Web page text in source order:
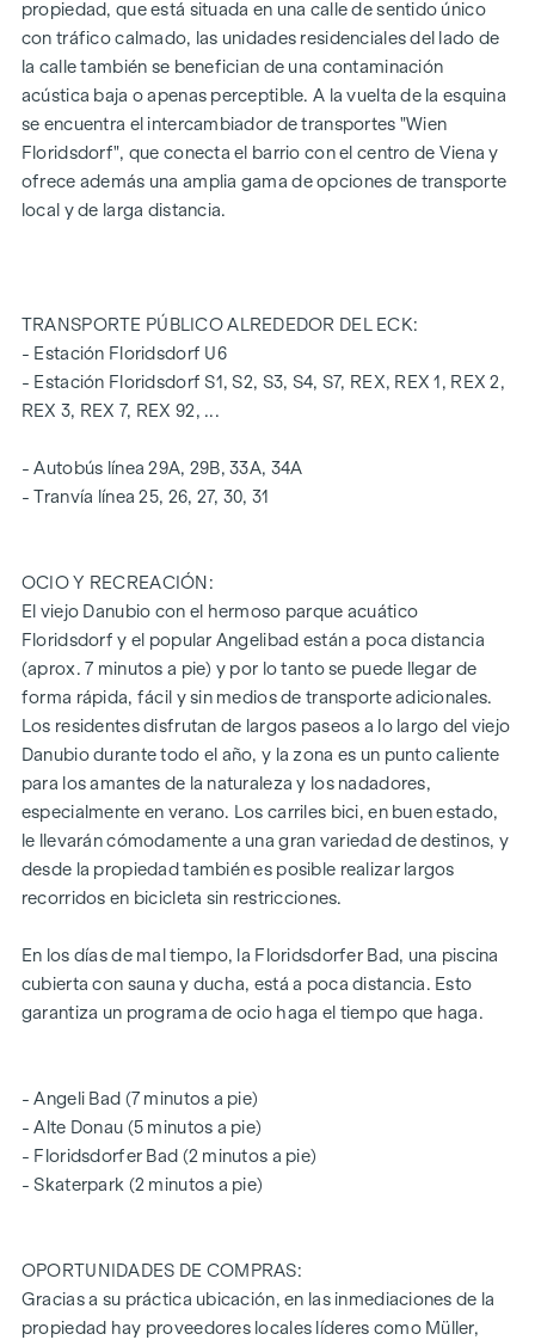
CARACTERÍSTICAS DEL PISO
Ventanas de madera-aluminio de suelo a techo con triple
acristalamiento aislante
Persianas venecianas eléctricas para el sombreado
Conexiones para cocina con corriente de alta tensión
Gres porcelánico de 30 x 60 cm de Marazzi
grifería de la marca Dornbracht
Cerámica "Pro" de Laufen en baño y WC
exterior y toma de agua
También se puede adquirir una plaza de garaje en el
Para más información, consulte nuestra página web del
proyecto(www.fahrbachgasse6-8.at)o pregunte a nuestro
experto equipo de asesores.
DESTACADOS
Calle unidireccional de tráfico calmado con transición a
una zona de encuentro
Poca o ninguna contaminación acústica
Instituciones educativas a la vuelta de la esquina
(Bildungsmeile / Bildungsgrätzel)
A 2 minutos a pie de la estación de Floridsdorf (U6, S-
a 6 minutos a pie del Alte Donau
excelentes conexiones con el transporte privado
edificio certificado - orientado al futuro
una aplicación)
Sistema de buzón inteligente con sistema de buzón para
paquetes
Tablón de anuncios digital y gestión inteligente de la
futbolín, rincón de juegos, asientos, cocina totalmente
equipada, jardín común con camas comunitarias de
"jardinería urbana")
propiedad, que está situada en una calle de sentido único
con tráfico calmado, las unidades residenciales del lado de
la calle también se benefician de una contaminación
acústica baja o apenas perceptible. A la vuelta de la esquina
se encuentra el intercambiador de transportes "Wien
Floridsdorf", que conecta el barrio con el centro de Viena y
ofrece además una amplia gama de opciones de transporte
local y de larga distancia.
TRANSPORTE PÚBLICO ALREDEDOR DEL ECK:
- Estación Floridsdorf U6
- Estación Floridsdorf S1, S2, S3, S4, S7, REX, REX 1, REX 2,
REX 3, REX 7, REX 92, ...
- Autobús línea 29A, 29B, 33A, 34A
- Tranvía línea 25, 26, 27, 30, 31
OCIO Y RECREACIÓN:
El viejo Danubio con el hermoso parque acuático
Floridsdorf y el popular Angelibad están a poca distancia
(aprox. 7 minutos a pie) y por lo tanto se puede llegar de
forma rápida, fácil y sin medios de transporte adicionales.
Los residentes disfrutan de largos paseos a lo largo del viejo
Danubio durante todo el año, y la zona es un punto caliente
para los amantes de la naturaleza y los nadadores,
especialmente en verano. Los carriles bici, en buen estado,
le llevarán cómodamente a una gran variedad de destinos, y
desde la propiedad también es posible realizar largos
recorridos en bicicleta sin restricciones.
En los días de mal tiempo, la Floridsdorfer Bad, una piscina
cubierta con sauna y ducha, está a poca distancia. Esto
garantiza un programa de ocio haga el tiempo que haga.
- Angeli Bad (7 minutos a pie)
- Alte Donau (5 minutos a pie)
- Floridsdorfer Bad (2 minutos a pie)
- Skaterpark (2 minutos a pie)
OPORTUNIDADES DE COMPRAS:
Gracias a su práctica ubicación, en las inmediaciones de la
propiedad hay proveedores locales líderes como Müller,